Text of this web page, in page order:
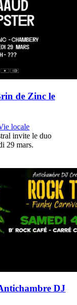
de Zinc le
locale
invite le duo
29 mars.
DJ